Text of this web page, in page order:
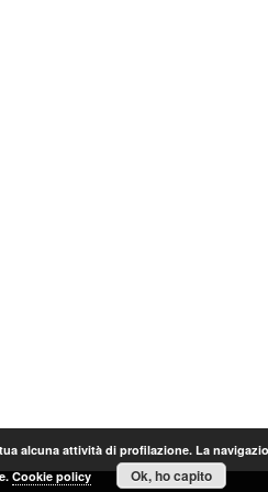
alcuna attività di profilazione. La
Cookie policy Ok, ho capito